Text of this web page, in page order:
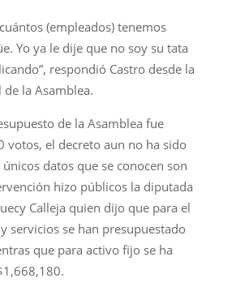
(empleados) tenemos
Yo ya le dije que no soy su tata
respondió Castro desde la
la Asamblea.
de la Asamblea fue
votos, el decreto aun no ha sido
datos que se conocen son
hizo públicos la diputada
Calleja quien dijo que para el
servicios se han presupuestado
que para activo fijo se ha